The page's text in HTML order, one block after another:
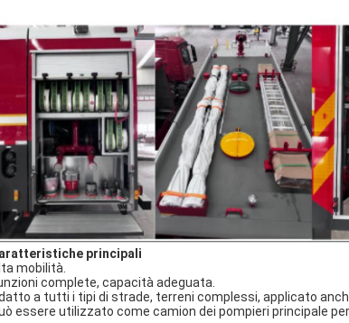
principali
mobilità.
complete, capacità adeguata.
a tutti i tipi di strade, terreni complessi, applicato
essere utilizzato come camion dei pompieri principale